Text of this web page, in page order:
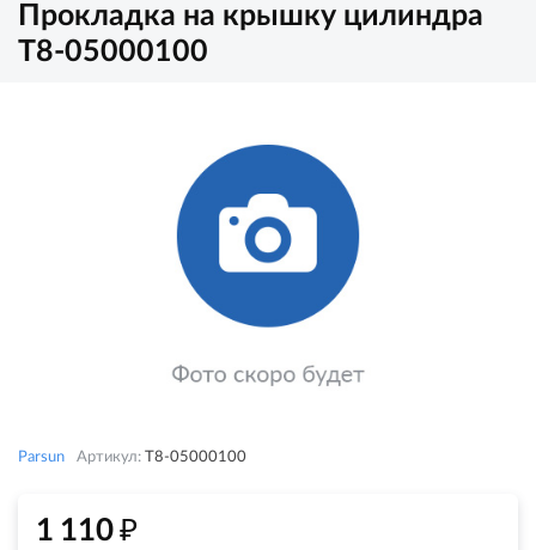
Прокладка на крышку цилиндра
T8-05000100
Parsun Артикул: T8-05000100
1 110₽